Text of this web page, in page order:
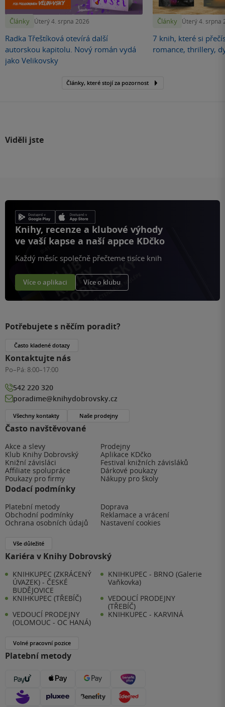
Články Úterý 4. srpna 2026
Radka Třeštíková otevírá další
autorskou kapitolu. Nový román vydá
jako Velikovsky
Články Úterý 4. srpna
7 knih, které si
romance, thrillery,
Články, které stojí za pozornost
Viděli jste
Knihy, recenze a klubové výhody
ve vaší kapse a naší appce KDčko
Každý měsíc společně přečteme tisíce knih
Více o aplikaci Více o klubu
Často navštěvované
Akce a slevy
Prodejny
Klub Knihy Dobrovský
Aplikace KDčko
Knižní závisláci
Festival knižních závisláků
Affiliate spolupráce
Dárkové poukazy
Poukazy pro firmy
Nákupy pro školy
Dodací podmínky
Platební metody
Doprava
Obchodní podmínky
Reklamace a vrácení
Ochrana osobních údajů
Nastavení cookies
Vše důležité
Kariéra v Knihy Dobrovský
KNIHKUPEC (ZKRÁCENÝ
ÚVAZEK) - ČESKÉ
BUDĚJOVICE
KNIHKUPEC - BRNO (Galerie
Vaňkovka)
KNIHKUPEC (TŘEBÍČ)
VEDOUCÍ PRODEJNY
(TŘEBÍČ)
VEDOUCÍ PRODEJNY
(OLOMOUC - OC HANÁ)
KNIHKUPEC - KARVINÁ
Volné pracovní pozice
Platební metody
Potřebujete s něčím poradit?
Často kladené dotazy
Kontaktujte nás
Po–Pá: 8:00–17:00
542 220 320
poradime@knihydobrovsky.cz
Všechny kontakty Naše prodejny